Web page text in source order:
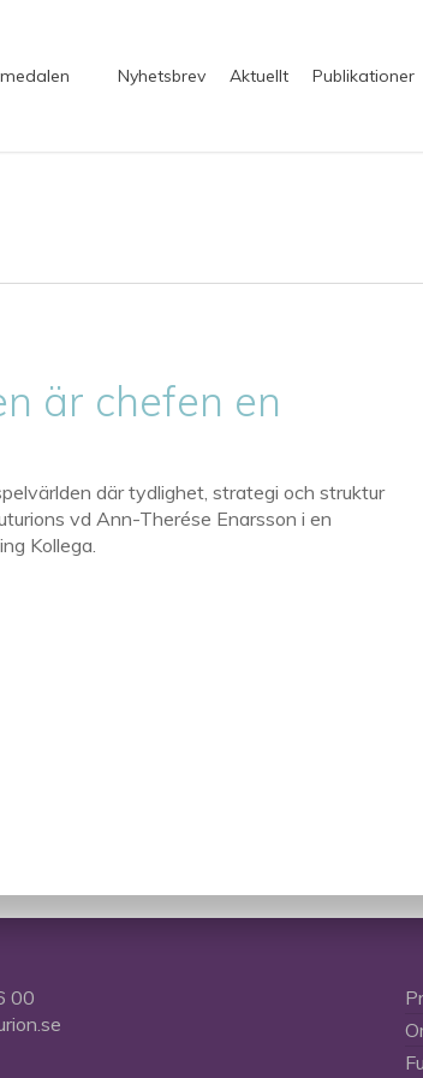
Nyhetsbrev Aktuellt Publikationer
är chefen en
där tydlighet, strategi och struktur
vd Ann-Therése Enarsson i en
Kollega.
00